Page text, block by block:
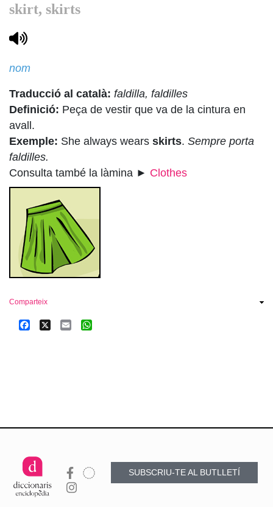
skirt, skirts
nom
Traducció al català: faldilla, faldilles
Definició: Peça de vestir que va de la cintura en
avall.
Exemple: She always wears skirts. Sempre porta
faldilles.
Consulta també la làmina ► Clothes
Comparteix
Facebook Email
SUBSCRIU-TE AL BUTLLETÍ